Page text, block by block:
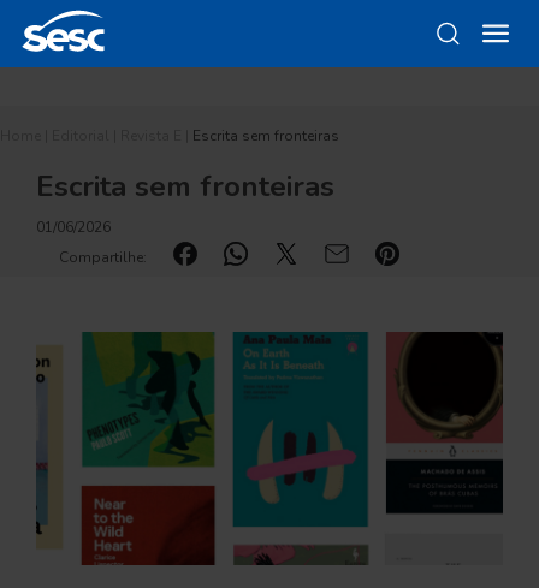
Escrita sem fronteiras
Escrita sem fronteiras
01/06/2026
Compartilhe: